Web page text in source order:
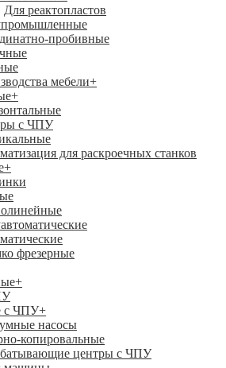
Для реактопластов
пробивные
мебели+
+
с ЧПУ
для раскроечных станков
+
фрезерные
+
с ЧПУ+
насосы
копировальные
центры с ЧПУ